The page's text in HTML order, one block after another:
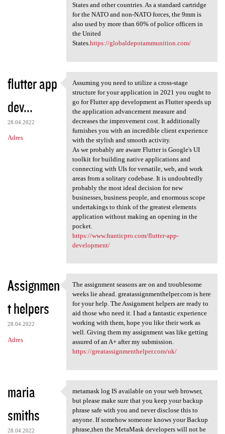
States and other countries. As a standard cartridge
for the NATO and non-NATO forces, the 9mm is
also used by more than 60% of police officers in
the United
States.https://globaldepotammunition.com/
flutter app
dev...
28.04.2022
Adres
Assuming you need to utilize
Assuming you need to utilize a cross-stage
structure for your application in 2021 you ought to
go for Flutter app development as Flutter speeds up
the application advancement measure and
decreases the improvement cost. It additionally
furnishes you with an incredible client experience
with the stylish and smooth activity.
As we probably are aware Flutter is Google's UI
toolkit for building native applications and
connecting with UIs for versatile, web, and work
areas from a solitary codebase. It is undoubtedly
probably the most ideal decision for new
businesses, business people, and enormous scope
undertakings to think of the greatest elements
application without making an opening in the
pocket.
https://www.franticpro.com/flutter-app-
development/
Assignmen
t helpers
28.04.2022
Adres
The assignment seasons are on
The assignment seasons are on and troublesome
weeks lie ahead. greatassignmenthelper.com is here
for your help. The Assignment helpers are ready to
aid those who need it. I had a fantastic experience
working with them, hope you like their work as
well. Giving them my assignment was like getting
assured of an A+ after my submission.
https://greatassignmenthelper.com/uk/
maria
smiths
28.04.2022
metamask log IS available on
metamask log IS available on your web browser,
but please make sure that you keep your backup
phrase safe with you and never disclose this to
anyone. If somehow someone knows your Backup
phrase,then the MetaMask developers will not be